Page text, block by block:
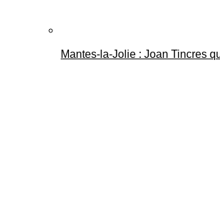
Mantes-la-Jolie : Joan Tincres